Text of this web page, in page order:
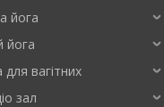
йога
йога
для вагітних
зал
Подільський